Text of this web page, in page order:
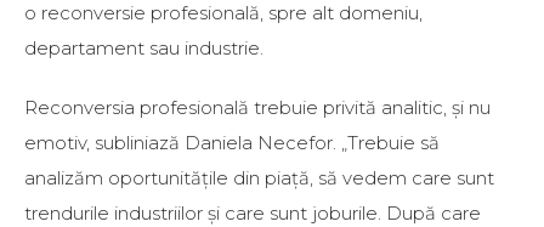
o reconversie profesională, spre alt domeniu,
departament sau industrie.
Reconversia profesională trebuie privită analitic, și nu
emotiv, subliniază Daniela Necefor. „Trebuie să
analizăm oportunitățile din piață, să vedem care sunt
trendurile industriilor și care sunt joburile. După care